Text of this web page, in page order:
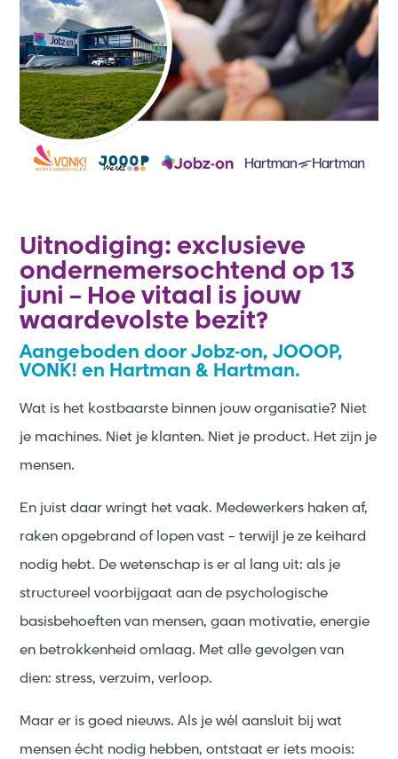
Uitnodiging: exclusieve
ondernemersochtend op 13
juni – Hoe vitaal is jouw
waardevolste bezit?
Aangeboden door Jobz-on, JOOOP,
VONK! en Hartman & Hartman.
Wat is het kostbaarste binnen jouw organisatie? Niet
je machines. Niet je klanten. Niet je product. Het zijn je
mensen.
En juist daar wringt het vaak. Medewerkers haken af,
raken opgebrand of lopen vast – terwijl je ze keihard
nodig hebt. De wetenschap is er al lang uit: als je
structureel voorbijgaat aan de psychologische
basisbehoeften van mensen, gaan motivatie, energie
en betrokkenheid omlaag. Met alle gevolgen van
dien: stress, verzuim, verloop.
Maar er is goed nieuws. Als je wél aansluit bij wat
mensen écht nodig hebben, ontstaat er iets moois: